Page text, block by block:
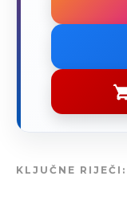
KLJUČNE RIJEČI: